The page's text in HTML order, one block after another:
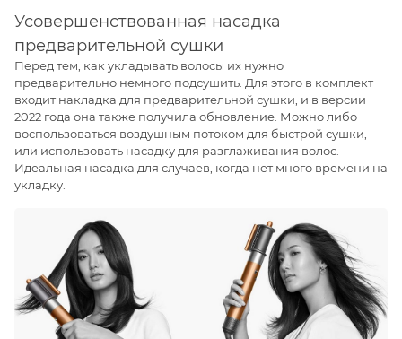
Усовершенствованная насадка
предварительной сушки
Перед тем, как укладывать волосы их нужно
предварительно немного подсушить. Для этого в комплект
входит накладка для предварительной сушки, и в версии
2022 года она также получила обновление. Можно либо
воспользоваться воздушным потоком для быстрой сушки,
или использовать насадку для разглаживания волос.
Идеальная насадка для случаев, когда нет много времени на
укладку.